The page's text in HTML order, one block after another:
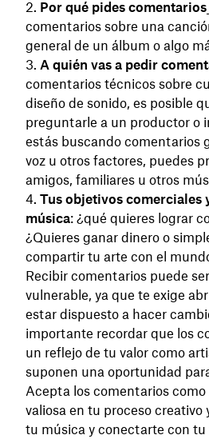
Por qué pides comentarios
comentarios sobre una
general de un álbum o algo
A quién vas a pedir
comentarios técnicos sobre
diseño de sonido, es posible
preguntarle a un productor o
estás buscando comentarios
voz u otros factores, puedes
amigos, familiares u otros
Tus objetivos comerciales
música: ¿qué quieres lograr
¿Quieres ganar dinero o
compartir tu arte con el
Recibir comentarios puede
vulnerable, ya que te exige
estar dispuesto a hacer
importante recordar que los
un reflejo de tu valor como
suponen una oportunidad
Acepta los comentarios
valiosa en tu proceso creativo
tu música y conectarte con tu